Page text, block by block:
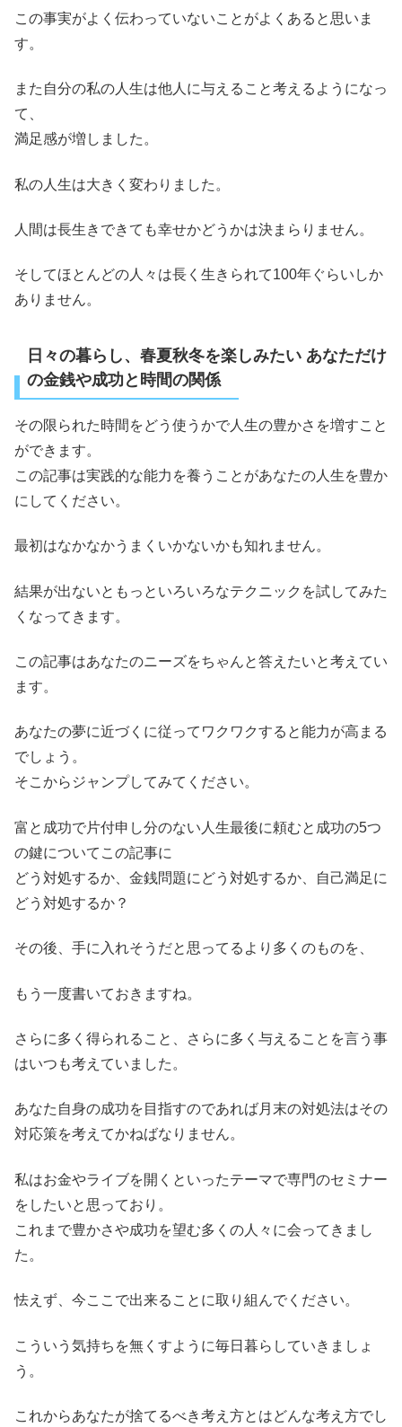
この事実がよく伝わっていないことがよくあると思いま
す。
また自分の私の人生は他人に与えること考えるようになっ
て、
満足感が増しました。
私の人生は大きく変わりました。
人間は長生きできても幸せかどうかは決まらりません。
そしてほとんどの人々は長く生きられて100年ぐらいしか
ありません。
日々の暮らし、春夏秋冬を楽しみたい あなただけ
の金銭や成功と時間の関係
その限られた時間をどう使うかで人生の豊かさを増すこと
ができます。
この記事は実践的な能力を養うことがあなたの人生を豊か
にしてください。
最初はなかなかうまくいかないかも知れません。
結果が出ないともっといろいろなテクニックを試してみた
くなってきます。
この記事はあなたのニーズをちゃんと答えたいと考えてい
ます。
あなたの夢に近づくに従ってワクワクすると能力が高まる
でしょう。
そこからジャンプしてみてください。
富と成功で片付申し分のない人生最後に頼むと成功の5つ
の鍵についてこの記事に
どう対処するか、金銭問題にどう対処するか、自己満足に
どう対処するか？
その後、手に入れそうだと思ってるより多くのものを、
もう一度書いておきますね。
さらに多く得られること、さらに多く与えることを言う事
はいつも考えていました。
あなた自身の成功を目指すのであれば月末の対処法はその
対応策を考えてかねばなりません。
私はお金やライブを開くといったテーマで専門のセミナー
をしたいと思っており。
これまで豊かさや成功を望む多くの人々に会ってきまし
た。
怯えず、今ここで出来ることに取り組んでください。
こういう気持ちを無くすように毎日暮らしていきましょ
う。
これからあなたが捨てるべき考え方とはどんな考え方でし